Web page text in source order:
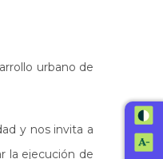
urbano de
y nos invita a
la ejecución de